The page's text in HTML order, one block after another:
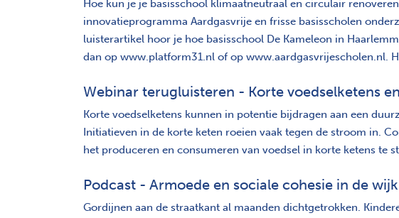
Hoe kun je je basisschool klimaatneutraal en circulair
innovatieprogramma Aardgasvrije en frisse basisscholen
luisterartikel hoor je hoe basisschool De Kameleon in
dan op www.platform31.nl of op www.aardgasvrijescholen.nl.
Webinar terugluisteren - Korte voedselketens
Korte voedselketens kunnen in potentie bijdragen aan een
Initiatieven in de korte keten roeien vaak tegen de stroom in.
het produceren en consumeren van voedsel in korte ketens te
Podcast - Armoede en sociale cohesie in de wijk
Gordijnen aan de straatkant al maanden dichtgetrokken.